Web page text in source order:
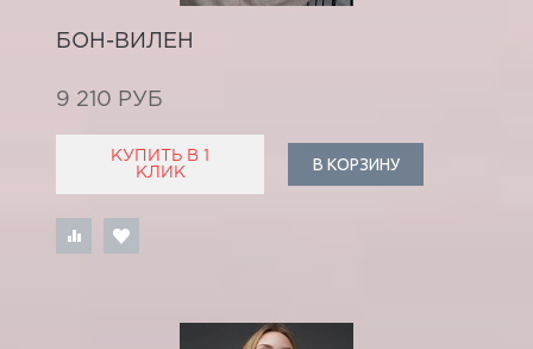
БОН-ВИЛЕН
9 210 РУБ
КУПИТЬ В 1
КЛИК
В КОРЗИНУ